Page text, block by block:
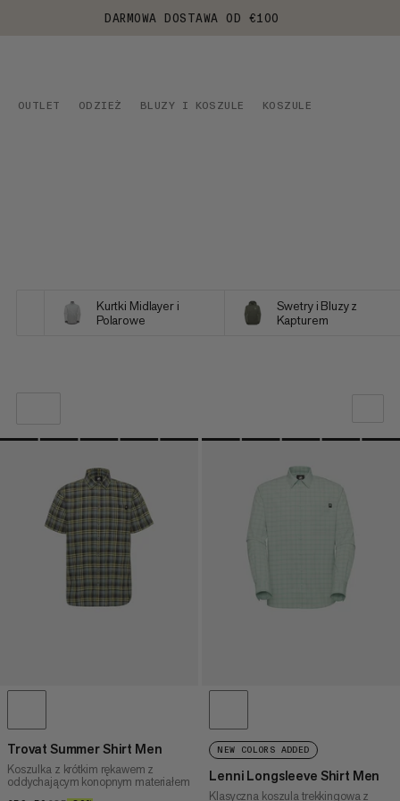
DARMOWA DOSTAWA OD €100
OUTLET ODZIEŻ BLUZY I KOSZULE KOSZULE
Kurtki Midlayer i
Polarowe
Swetry i Bluzy z
Kapturem
NASZA REKOMENDACJA
NISKA CENA DO WYSOKIEJ
CO NOWEGO
Trovat Summer Shirt Men
Koszulka z krótkim rękawem z
oddychającym konopnym materiałem
NEW COLORS ADDED
Lenni Longsleeve Shirt Men
Klasyczna koszula trekkingowa z